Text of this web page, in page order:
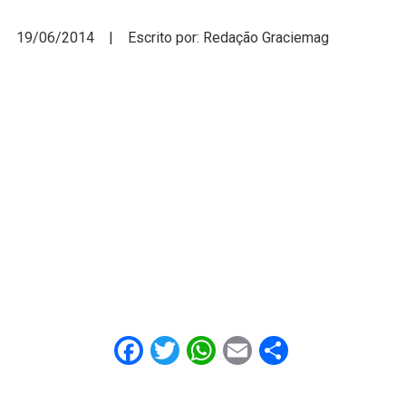
19/06/2014 | Escrito por: Redação Graciemag
Facebook
Twitter
WhatsApp
EmailShare